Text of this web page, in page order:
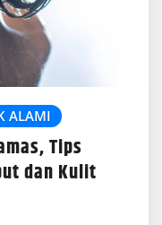
ALAMI
Tips
dan Kulit